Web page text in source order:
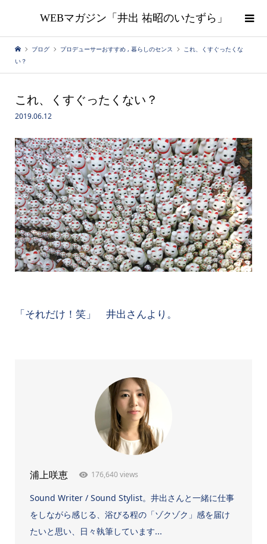
WEBマガジン「井出 祐昭のいたずら」
ブログ プロデューサーおすすめ , 暮らしのセンス
これ、くすぐったくな
い？
これ、くすぐったくない？
2019.06.12
「それだけ！笑」 井出さんより。
浦上咲恵 176,640 views
Sound Writer / Sound Stylist。井出さんと一緒に仕事
をしながら感じる、浴びる程の「ゾクゾク」感を届け
たいと思い、日々執筆しています...